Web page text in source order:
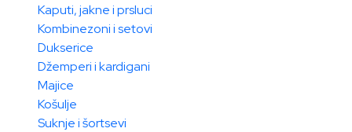
Kaputi, jakne i prsluci
Kombinezoni i setovi
Dukserice
Džemperi i kardigani
Majice
Košulje
Suknje i šortsevi